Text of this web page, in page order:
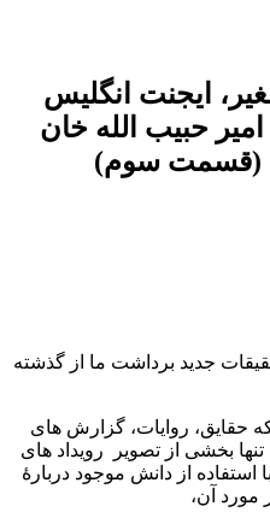
ايجنت انگليس
حبيب الله خان
(قسمت سوم)
جديد برداشت ما از گذشته
حقايق، روايات، گزارش های
بخشی از تصویر رويداد های
استفاده از دانش موجود دربارۀ
مورد آن،